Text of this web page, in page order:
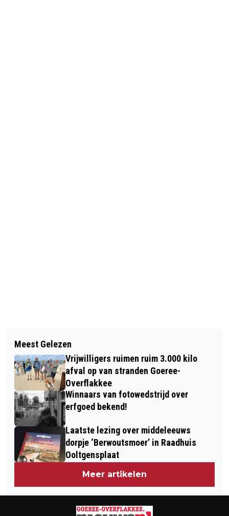
BUDOKAI SENSHI PAKT ZES PRIJZEN
OP NK KYOKUSHINKAI
DVV ’09 WINT IN SLOTFASE VAN
WALCHEREN
Meest Gelezen
Vrijwilligers ruimen ruim 3.000 kilo
afval op van stranden Goeree-
Overflakkee
Winnaars van fotowedstrijd over
erfgoed bekend!
Laatste lezing over middeleeuws
dorpje ‘Berwoutsmoer’ in Raadhuis
Ooltgensplaat
Meer artikelen